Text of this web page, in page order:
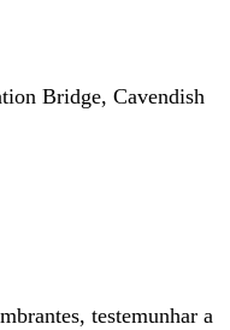
Bridge, Cavendish
testemunhar a